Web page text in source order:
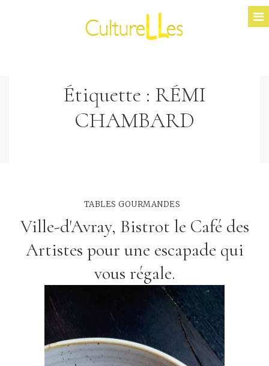
Étiquette : RÉMI
CHAMBARD
TABLES GOURMANDES
Ville-d'Avray, Bistrot le Café des
Artistes pour une escapade qui
vous régale.